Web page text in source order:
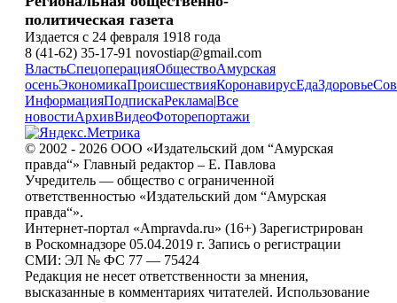
политическая газета
Издается с 24 февраля 1918 года
8 (41-62) 35-17-91 novostiap@gmail.com
ВластьСпецоперацияОбществоАмурская
осеньЭкономикаПроисшествияКоронавирусЕдаЗдоровье
ИнформацияПодпискаРеклама|Все
новостиАрхивВидеоФоторепортажи
© 2002 - 2026 ООО «Издательский дом “Амурская
правда“» Главный редактор – Е. Павлова
Учредитель — общество с ограниченной
ответственностью «Издательский дом “Амурская
правда“».
Интернет-портал «Ampravda.ru» (16+) Зарегистрирован
в Роскомнадзоре 05.04.2019 г. Запись о регистрации
СМИ: ЭЛ № ФС 77 — 75424
Редакция не несет ответственности за мнения,
высказанные в комментариях читателей. Использование